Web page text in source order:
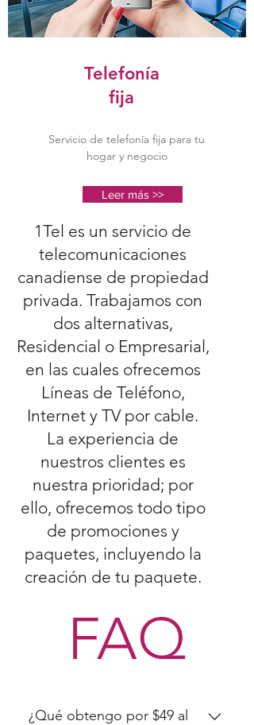
Telefonía
fija
Servicio de telefonía fija para tu
hogar y negocio
Leer más >>
1Tel es un servicio de
telecomunicaciones
canadiense de propiedad
privada. Trabajamos con
dos alternativas,
Residencial o Empresarial,
en las cuales ofrecemos
Líneas de Teléfono,
Internet y TV por cable.
La experiencia de
nuestros clientes es
nuestra prioridad; por
ello, ofrecemos todo tipo
de promociones y
paquetes, incluyendo la
creación de tu paquete.
FAQ
¿Qué obtengo por $49 al